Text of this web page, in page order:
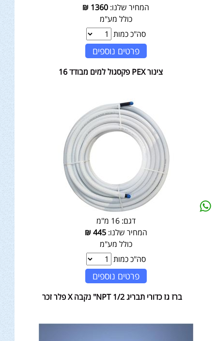
המחיר שלנו: 1360
₪
כולל מע"מ
סה"כ כמות
פרטים נוספים
צינור PEX פקסגול למים מבודד 16
דגם: 16 מ"מ
המחיר שלנו:445
₪
כולל מע"מ
סה"כ כמות
פרטים נוספים
ברז גז כדורי תבריג NPT 1/2" נקבה X פלר זכר